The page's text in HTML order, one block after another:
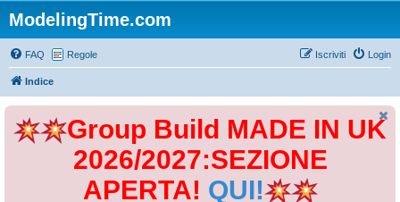
ModelingTime.com
FAQ Regole Login
Iscriviti
Indice
Group Build MADE IN UK
2026/2027:SEZIONE
APERTA! QUI!